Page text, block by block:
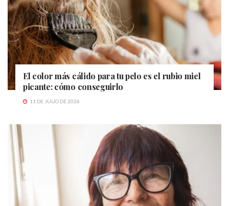
El color más cálido para tu pelo es el rubio miel
picante: cómo conseguirlo
11 DE JULIO DE 2026